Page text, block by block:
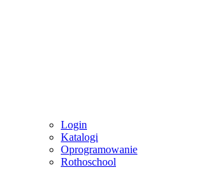
Login
Katalogi
Oprogramowanie
Rothoschool